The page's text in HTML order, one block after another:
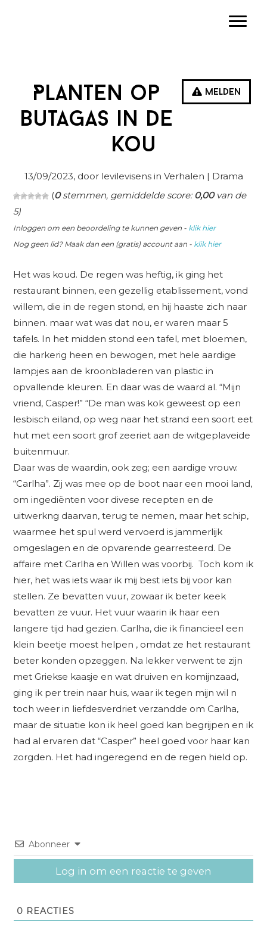
Melden
Planten op
butagas in de
kou
13/09/2023, door levilevisens in Verhalen | Drama
(0stemmen, gemiddelde score:0,00van de
5)
Inloggen om een beoordeling te kunnen geven - klik hier
Nog geen lid? Maak dan een (gratis) account aan - klik hier
Het was koud. De regen was heftig, ik ging het
restaurant binnen, een gezellig etablissement, vond
willem, die in de regen stond, en hij haaste zich naar
binnen. maar wat was dat nou, er waren maar 5
tafels. In het midden stond een tafel, met bloemen,
die harkerig heen en bewogen, met hele aardige
lampjes aan de kroonbladeren van plastic in
opvallende kleuren. En daar was de waard al. “Mijn
vriend, Casper!” “De man was kok geweest op een
lesbisch eiland, op weg naar het strand een soort eet
hut met een soort grof zeeriet aan de witgeplaveide
buitenmuur.
Daar was de waardin, ook zeg; een aardige vrouw.
“Carlha”. Zij was mee op de boot naar een mooi land,
om ingediënten voor divese recepten en de
uitwerkng daarvan, terug te nemen, maar het schip,
waarmee het spul werd vervoerd is jammerlijk
omgeslagen en de opvarende gearresteerd. De
affaire met Carlha en Willen was voorbij. Toch kom ik
hier, het was iets waar ik mij best iets bij voor kan
stellen. Ze bevatten vuur, zowaar ik beter keek
bevatten ze vuur. Het vuur waarin ik haar een
langere tijd had gezien. Carlha, die ik financieel een
klein beetje moest helpen , omdat ze het restaurant
beter konden opzeggen. Na lekker verwent te zijn
met Griekse kaasje en wat druiven en komijnzaad,
ging ik per trein naar huis, waar ik tegen mijn wil n
toch weer in liefdesverdriet verzandde om Carlha,
maar de situatie kon ik heel goed kan begrijpen en ik
had al ervaren dat “Casper” heel goed voor haar kan
zorgden. Het had ingeregend en de regen hield op.
Abonneer
Log in om een reactie te geven
0 REACTIES